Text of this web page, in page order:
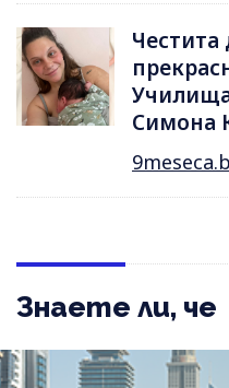
Симона
Знаете ли, че